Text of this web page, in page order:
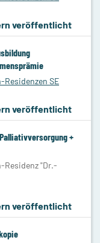
veröffentlicht
Residenzen SE
veröffentlicht
+
Residenz "Dr.-
veröffentlicht